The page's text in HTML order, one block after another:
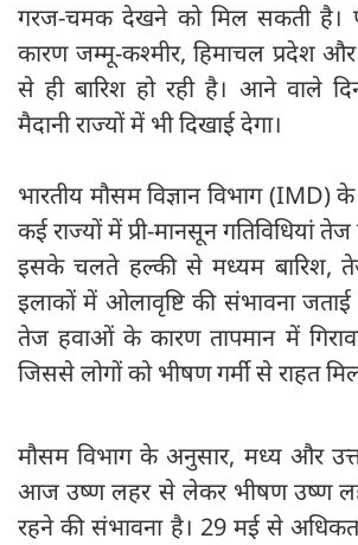
गरज-चमक देखने को मिल सकती है।
कारण जम्मू-कश्मीर, हिमाचल प्रदेश
से ही बारिश हो रही है। आने वाले
मैदानी राज्यों में भी दिखाई देगा।
भारतीय मौसम विज्ञान विभाग
कई राज्यों में प्री-मानसून गतिविधियां तेज
इसके चलते हल्की से मध्यम
इलाकों में ओलावृष्टि की संभावना
तेज हवाओं के कारण तापमान में
जिससे लोगों को भीषण गर्मी से राहत
मौसम विभाग के अनुसार, मध्य और
आज उष्ण लहर से लेकर भीषण उष्ण
रहने की संभावना है। 29 मई से